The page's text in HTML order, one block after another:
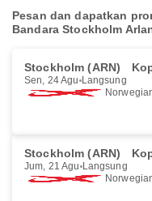
Pesan dan dapatkan
Bandara Stockholm
Stockholm (ARN)
Sen, 24 Agu Langsung
Stockholm (ARN)
Jum, 21 Agu Langsung